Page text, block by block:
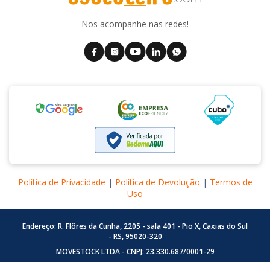
Nos acompanhe nas redes!
Política de Privacidade | Política de Devolução | Termos de
Uso
Endereço: R. Flôres da Cunha, 2205 - sala 401 - Pio X, Caxias do Sul
- RS, 95020-320
MOVESTOCK LTDA - CNPJ: 23.330.687/0001-29